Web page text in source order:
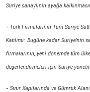
Suriye sanayiinin ayağa
- Türk Firmalarının Tüm Suriye
Katılımı: Bugüne kadar Suriye'nin
firmalarının, yeni dönemde tüm
değerlendirmeleri için Suriye
- Sınır Kapılarında ve Gümrük